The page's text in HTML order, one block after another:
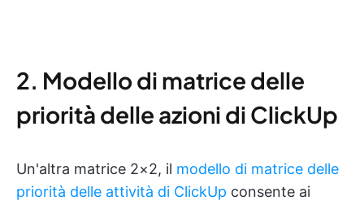
2. Modello di matrice delle
priorità delle azioni di ClickUp
Un'altra matrice 2×2, il modello di matrice delle
priorità delle attività di ClickUp consente ai